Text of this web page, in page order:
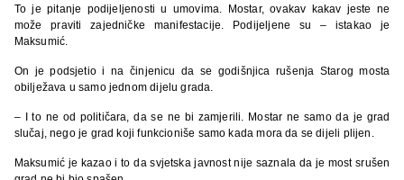
To je pitanje podijeljenosti u umovima. Mostar, ovakav kakav jeste ne
može praviti zajedničke manifestacije. Podijeljene su – istakao je
Maksumić.
On je podsjetio i na činjenicu da se godišnjica rušenja Starog mosta
obilježava u samo jednom dijelu grada.
– I to ne od političara, da se ne bi zamjerili. Mostar ne samo da je grad
slučaj, nego je grad koji funkcioniše samo kada mora da se dijeli plijen.
Maksumić je kazao i to da svjetska javnost nije saznala da je most srušen